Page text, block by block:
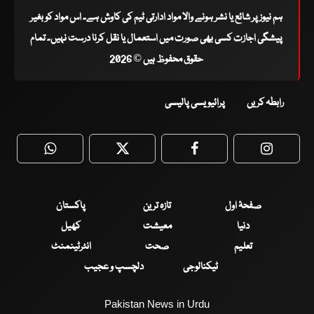
ہم نیوز پر شائع یا نشر ہونے والا مواد ادارتی ٹیم کی کاوش ہے۔ اس مواد کو بغیر
پیشگی اجازت کسی بھی صورت میں استعمال یا نقل کرنا درست نہیں۔ تمام
حقوق محفوظ ہیں © 2026
رابطہ کریں پرائیویسی پالیسی
WhatsApp Twitter Facebook
صفحۂ اول تازہ ترین
پاکستان
دنیا
معیشت
کھیل
تعلیم
صحت
انٹرٹینمنٹ
ٹیکنالوجی
دلچسپ و عجیب
Pakistan News in Urdu